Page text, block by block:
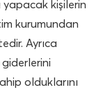
kişilerin
kurumundan
Ayrıca
olduklarını